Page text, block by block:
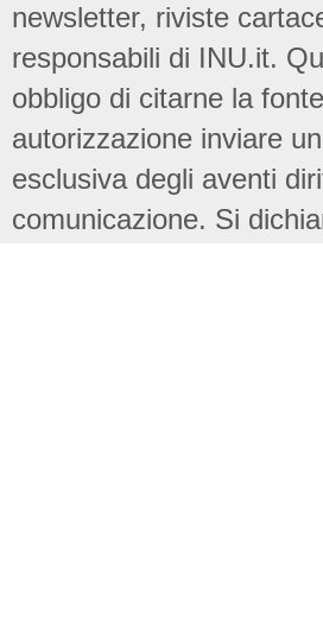
newsletter, riviste
responsabili di INU.it.
obbligo di citarne la
autorizzazione inviare
esclusiva degli aventi
comunicazione. Si